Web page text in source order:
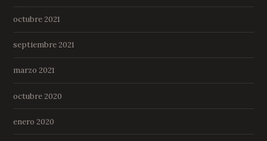
octubre 2021
septiembre 2021
marzo 2021
octubre 2020
enero 2020